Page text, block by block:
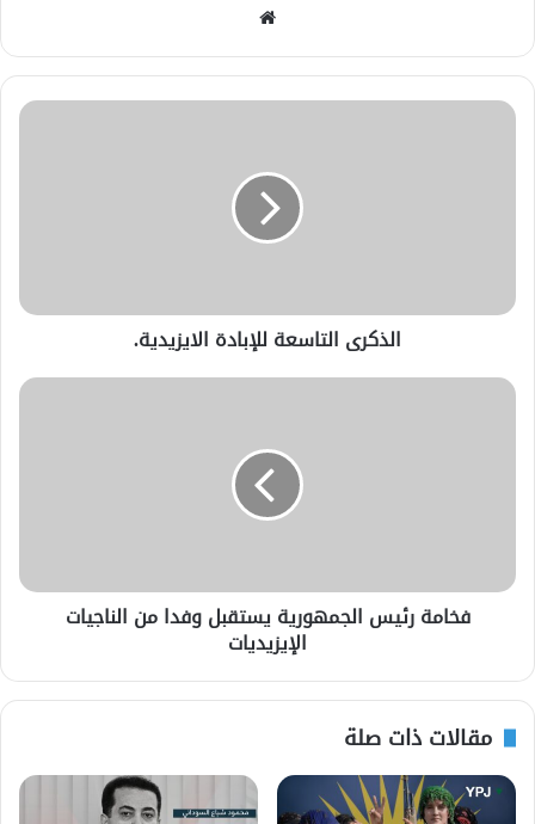
الذكرى التاسعة للإبادة الايزيدية.
فخامة رئيس الجمهورية يستقبل وفدا من الناجيات
الإيزيديات
مقالات ذات صلة